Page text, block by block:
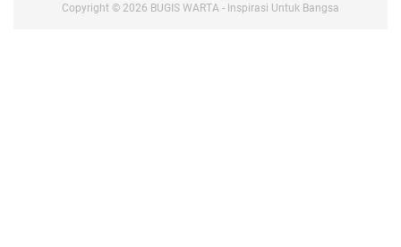
Copyright © 2026 BUGIS WARTA - Inspirasi Untuk Bangsa